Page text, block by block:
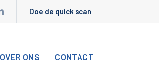
Doe de quick scan
OVER ONS CONTACT